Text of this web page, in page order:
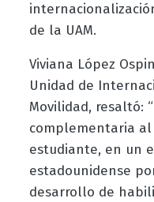
de la UAM.
Viviana López
Unidad de
Movilidad, resaltó:
complementaria
estudiante, en un
estadounidense
desarrollo de